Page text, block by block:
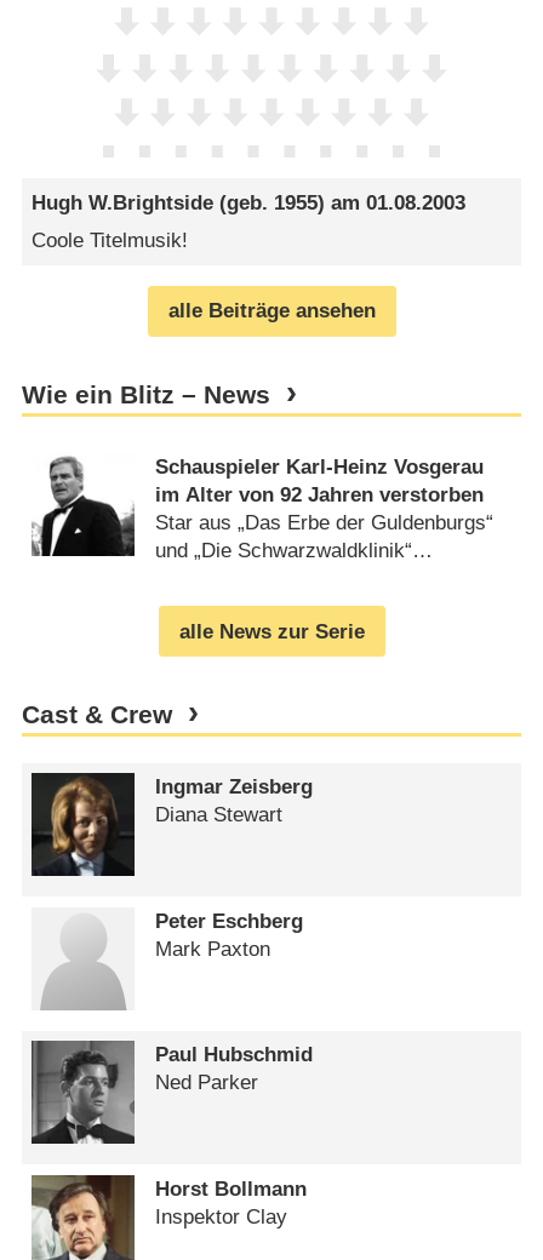
Hugh W.Brightside (geb. 1955) am01.08.2003
Coole Titelmusik!
alle Beiträge ansehen
Wie ein Blitz – News
Schauspieler Karl-Heinz Vosgerau
im Alter von 92 Jahren verstorben
Star aus „Das Erbe der Guldenburgs“
und „Die Schwarzwaldklinik“
alle News zur Serie
Cast & Crew
Ingmar Zeisberg
Diana Stewart
Peter Eschberg
Mark Paxton
Paul Hubschmid
Ned Parker
Horst Bollmann
Inspektor Clay